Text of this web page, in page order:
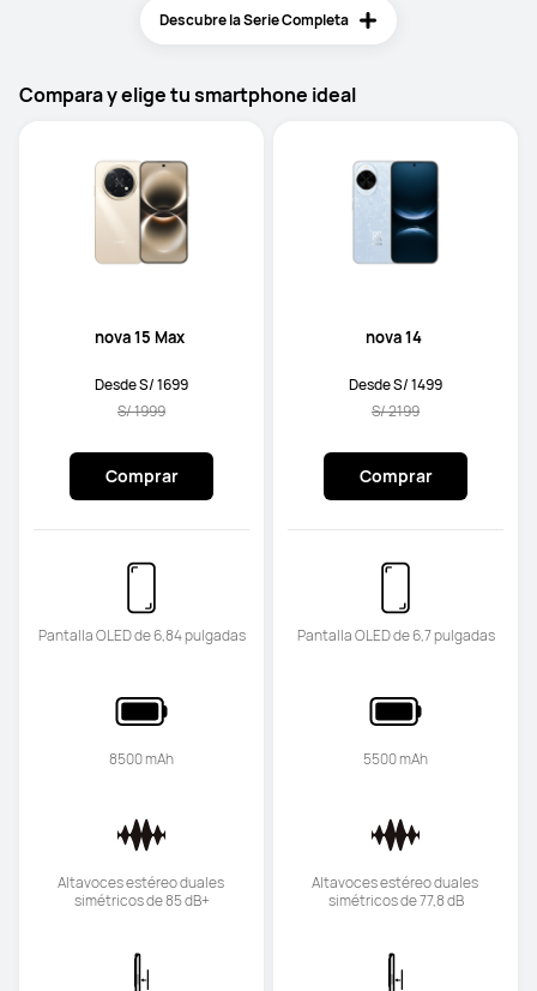
Descubre la Serie Completa
Compara y elige tu smartphone ideal
Desde S/ 1699
S/ 1999
Comprar
Pantalla OLED de 6,84 pulgadas
8500 mAh
Altavoces estéreo duales
simétricos de 85 dB+
Desde S/ 1499
S/ 2199
Comprar
Pantalla OLED de 6,7 pulgadas
5500 mAh
Altavoces estéreo duales
simétricos de 77,8 dB